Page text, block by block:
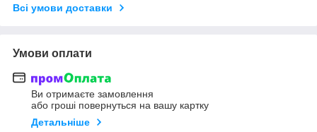
Всі умови доставки
Умови оплати
Ви отримаєте замовлення
або гроші повернуться на вашу картку
Детальніше